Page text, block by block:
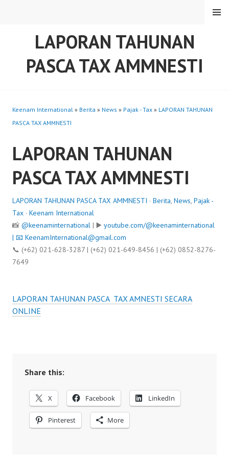
LAPORAN TAHUNAN
PASCA TAX AMMNESTI
MENU
Keenam International » Berita » News » Pajak - Tax » LAPORAN TAHUNAN
PASCA TAX AMMNESTI
LAPORAN TAHUNAN
PASCA TAX AMMNESTI
LAPORAN TAHUNAN PASCA TAX AMMNESTI · Berita, News, Pajak -
Tax · Keenam International
📸 @keenaminternational | ▶️ youtube.com/@keenaminternational
| 📧 KeenamInternational@gmail.com
📞 (+62) 021-628-3287 | (+62) 021-649-8456 | (+62) 0852-8276-
7649
LAPORAN TAHUNAN PASCA TAX AMNESTI SECARA
ONLINE
Share this:
X Facebook LinkedIn
Pinterest More